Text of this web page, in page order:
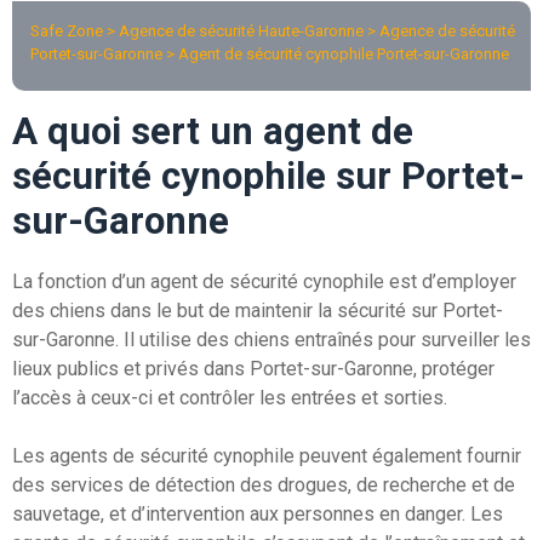
Safe Zone > Agence de sécurité Haute-Garonne > Agence de sécurité
Portet-sur-Garonne > Agent de sécurité cynophile Portet-sur-Garonne
A quoi sert un agent de
sécurité cynophile sur Portet-
sur-Garonne
La fonction d’un agent de sécurité cynophile est d’employer
des chiens dans le but de maintenir la sécurité sur Portet-
sur-Garonne. Il utilise des chiens entraînés pour surveiller les
lieux publics et privés dans Portet-sur-Garonne, protéger
l’accès à ceux-ci et contrôler les entrées et sorties.
Les agents de sécurité cynophile peuvent également fournir
des services de détection des drogues, de recherche et de
sauvetage, et d’intervention aux personnes en danger. Les